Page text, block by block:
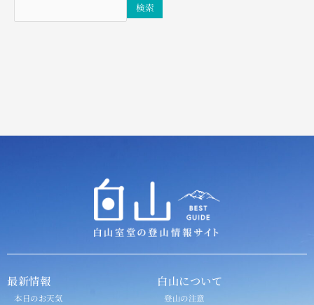
検索
最新情報
本日のお天気
白山について
登山の注意